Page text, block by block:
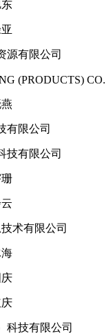
源有限公司
(PRODUCTS) CO.
有限公司
技有限公司
术有限公司
科技有限公司